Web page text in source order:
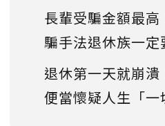
長輩受騙金額最
騙手法退休族一定
退休第一天就崩
便當懷疑人生「一